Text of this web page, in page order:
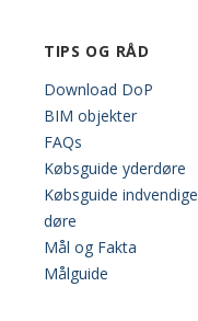
TIPS OG RÅD
Download DoP
BIM objekter
FAQs
Købsguide yderdøre
Købsguide indvendige
døre
Mål og Fakta
Målguide